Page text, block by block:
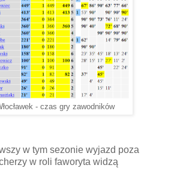
- czas gry zawodników
w tym sezonie wyjazd poza
w roli faworyta widzą